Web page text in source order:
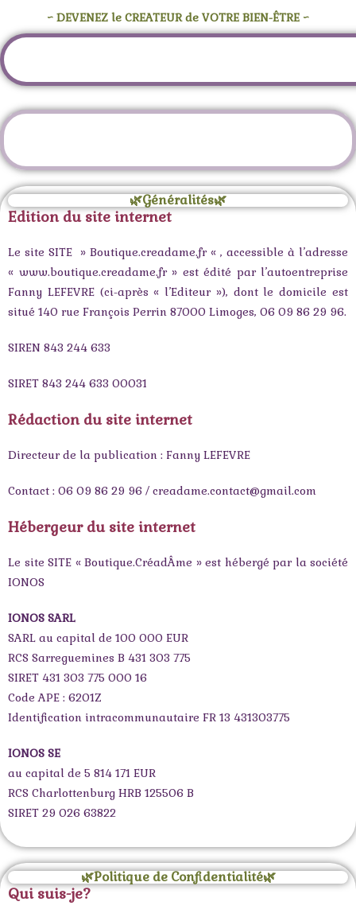
~ DEVENEZ le CREATEUR de VOTRE BIEN-ÊTRE ~
🌿Généralités🌿
Edition du site internet
Le site SITE » Boutique.creadame.fr « , accessible à l’adresse
« www.boutique.creadame.fr » est édité par l’autoentreprise
Fanny LEFEVRE (ci-après « l’Editeur »), dont le domicile est
situé 140 rue François Perrin 87000 Limoges, 06 09 86 29 96.
SIREN 843 244 633
SIRET 843 244 633 00031
Rédaction du site internet
Directeur de la publication : Fanny LEFEVRE
Contact : 06 09 86 29 96 / creadame.contact@gmail.com
Hébergeur du site internet
Le site SITE « Boutique.CréadÂme » est hébergé par la société
IONOS
IONOS SARL
SARL au capital de 100 000 EUR
RCS Sarreguemines B 431 303 775
SIRET 431 303 775 000 16
Code APE : 6201Z
Identification intracommunautaire FR 13 431303775
IONOS SE
au capital de 5 814 171 EUR
RCS Charlottenburg HRB 125506 B
SIRET 29 026 63822
🌿Politique de Confidentialité🌿
Qui suis-je?